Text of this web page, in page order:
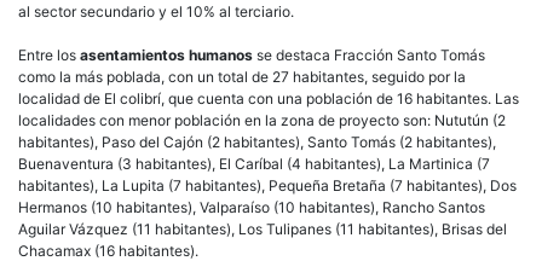
al sector secundario y el 10% al terciario.
Entre los asentamientos humanos se destaca Fracción Santo Tomás
como la más poblada, con un total de 27 habitantes, seguido por la
localidad de El colibrí, que cuenta con una población de 16 habitantes. Las
localidades con menor población en la zona de proyecto son: Nututún (2
habitantes), Paso del Cajón (2 habitantes), Santo Tomás (2 habitantes),
Buenaventura (3 habitantes), El Caríbal (4 habitantes), La Martinica (7
habitantes), La Lupita (7 habitantes), Pequeña Bretaña (7 habitantes), Dos
Hermanos (10 habitantes), Valparaíso (10 habitantes), Rancho Santos
Aguilar Vázquez (11 habitantes), Los Tulipanes (11 habitantes), Brisas del
Chacamax (16 habitantes).